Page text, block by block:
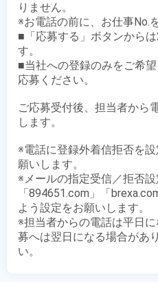
りません。
※お電話の前に、お仕事No.
■「応募する」ボタンから
す。
■当社への登録のみをご希
応募ください。
ご応募受付後、担当者から
します。
※電話に登録外着信拒否を
願いします。
※メールの指定受信／拒否設
「894651.com」「
よう設定をお願いします。
※担当者からの電話は平日
募へは翌日になる場合があ